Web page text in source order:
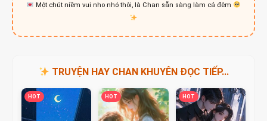
Một chút niềm vui nho nhỏ thôi, là Chan sẵn sàng làm cả đêm
TRUYỆN HAY CHAN KHUYÊN ĐỌC TIẾP...
HOT HOT HOT